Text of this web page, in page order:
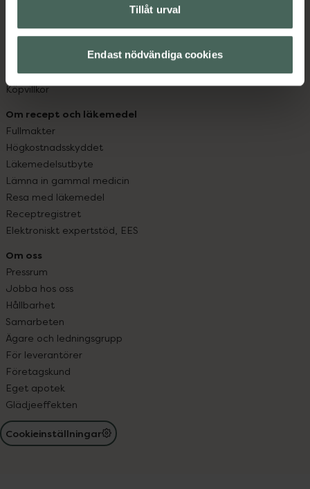
Tillåt urval
Endast nödvändiga cookies
Kundklubb
Sajtens tillgänglighet
App
Köpvillkor
Om recept och läkemedel
Fullmakter
Högkostnadsskyddet
Läkemedelsutbyte
Lämna in gammal medicin
Resa med läkemedel
Receptregistret
Elektroniskt expertstöd, EES
Om oss
Pressrum
Jobba hos oss
Hållbarhet
Samarbeten
Ägare och ledningsgrupp
För leverantörer
Företagskund
Eget apotek
Glädjeeffekten
Cookieinställningar